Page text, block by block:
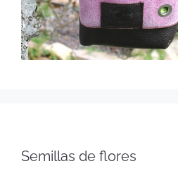
Semillas de flores